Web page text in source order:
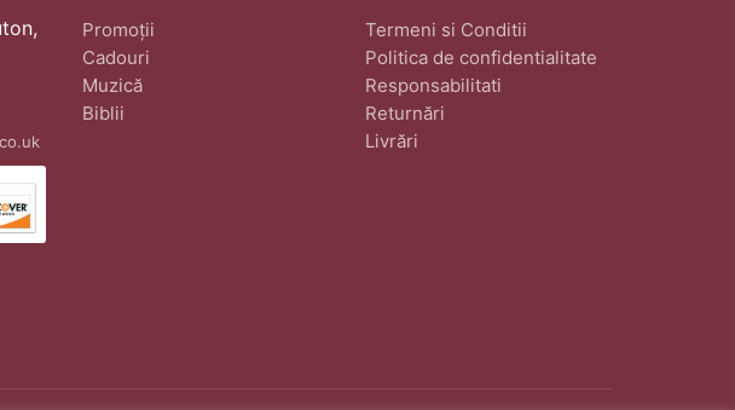
Promoții
Cadouri
Muzică
Biblii
Termeni si Conditii
Politica de confidentialitate
Responsabilitati
Returnări
Livrări